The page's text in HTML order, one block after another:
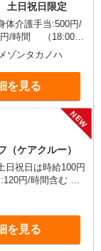
日祝日限定
円/時間 （18:00〜
円/月 ・ケア
を支給 ・土日祝
は資格・経験等に
ゾンタカノハ
を見る
NEW
ケアクルー）
円/時間含む ※
を見る